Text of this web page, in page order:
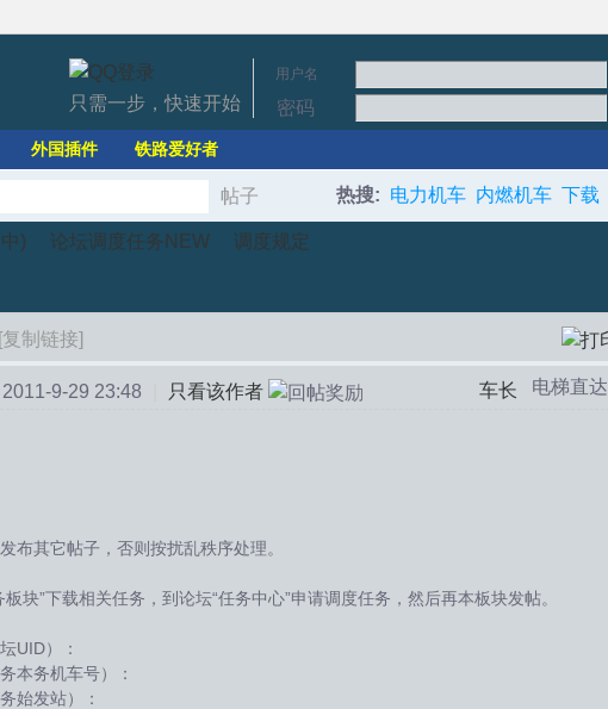
用户名
密码
只需一步，快速开始
外国插件 铁路爱好者
帖子
搜
热搜: 电力机车 内燃机车 下载
)
›
论坛调度任务NEW 调度规定
[复制链接]
电梯直达
车长
9-29 23:48 只看该作者
布其它帖子，否则按扰乱秩序处理。
板块”下载相关任务，到论坛“任务中心”申请调度任务，然后再本板块发帖。
UID）：
本务机车号）：
始发站）：